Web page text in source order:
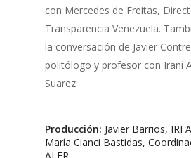
con Mercedes de Freitas,
Transparencia Venezuela.
la conversación de Javier
politólogo y profesor con Iraní
Suarez.
Producción: Javier Barrios,
María Cianci Bastidas,